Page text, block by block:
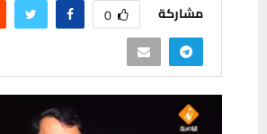
مشاركة 0